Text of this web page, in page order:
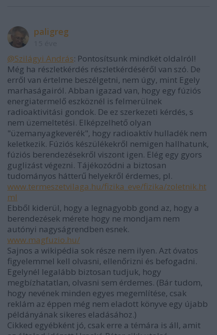
paligreg
@Szilágyi András: Pontosítsunk mindkét oldalról!
Még ha részletkérdés részletkérdéséről van szó. De
erről van értelme beszélgetni, nem úgy, mint Egely
marhaságairól. Abban igazad van, hogy egy fúziós
energiatermelő eszköznél is felmerülnek
radioaktivitási gondok. De ez szerkezeti kérdés, s
nem üzemeltetési. Elképzelhető olyan
"üzemanyagkeverék", hogy radioaktív hulladék nem
keletkezik. Fúziós készülékekről nemigen hallhatunk,
fúziós berendezésekről viszont igen. Elég egy gyors
guglizást végezni. Tájékozódni a biztosan
tudományos hátterű helyekről érdemes, pl.
www.termeszetvilaga.hu/fizika_eve/fizika/zoletnik.ht
ml
Ebből kiderül, hogy a legnagyobb gond az, hogy a
berendezések mérete hogy ne mondjam nem
autónyi nagyságrendben esnek.
www.magfuzio.hu/
Sajnos a wikipédia sok része nem ilyen. Azt óvatos
figyelemmel kell olvasni, ellenőrizni és befogadni.
Egelynél legalább biztosan tudjuk, hogy
megbízhatatlan, olvasni sem érdemes. (Bár tudom,
hogy nevének minden egyes megemlítése, csak
reklám az éppen még nem eladott könyve egy újabb
példányának sikeres eladásához.)
Cikked egyébként jó, csak erre a témára is áll, amit